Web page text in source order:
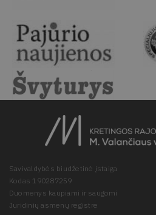
Savivaldybės biudžetinė įstaiga
Kodas 190287259
Duomenys kaupiami ir saugomi
Juridinių asmenų registre